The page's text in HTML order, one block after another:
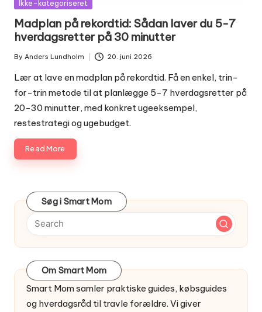
Posted
Ikke-kategoriseret
Madplan på rekordtid: Sådan laver du 5-7
hverdagsretter på 30 minutter
Posted
by
By Anders Lundholm 20. juni 2026
Lær at lave en madplan på rekordtid. Få en enkel, trin-
for-trin metode til at planlægge 5-7 hverdagsretter på
20-30 minutter, med konkret ugeeksempel,
restestrategi og ugebudget.
Read More
Søg i Smart Mom
Om Smart Mom
Smart Mom samler praktiske guides, købsguides
og hverdagsråd til travle forældre. Vi giver